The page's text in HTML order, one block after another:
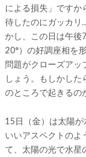
による損失」ですか
待したのにガッカリ
かし、この日は午後
20°）の好調座相を
問題がクローズア
しょう。もしかし
のところで起きるの
15日（金）は太陽
いいアスペクトのよ
て、太陽の光で水星